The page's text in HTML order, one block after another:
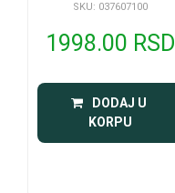
SKU: 037607100
1998.00 RSD
DODAJ U
KORPU